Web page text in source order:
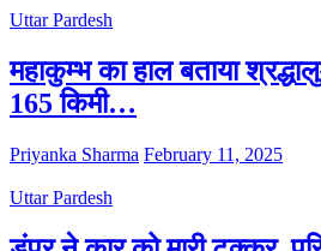
Uttar Pardesh
महाकुम्भ का हाल बताया
165 किमी…
Priyanka Sharma February 11, 2025
Uttar Pardesh